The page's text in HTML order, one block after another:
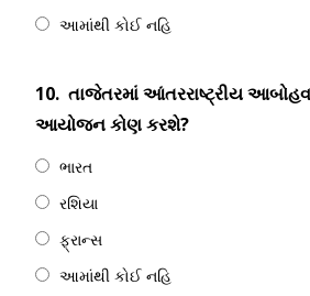
આમાંથી કોઈ નહિ
10. તાજેતરમાં આંતરરાષ્ટ્રીય
આયોજન કોણ કરશે?
ભારત
રશિયા
ફ્રાન્સ
આમાંથી કોઈ નહિ